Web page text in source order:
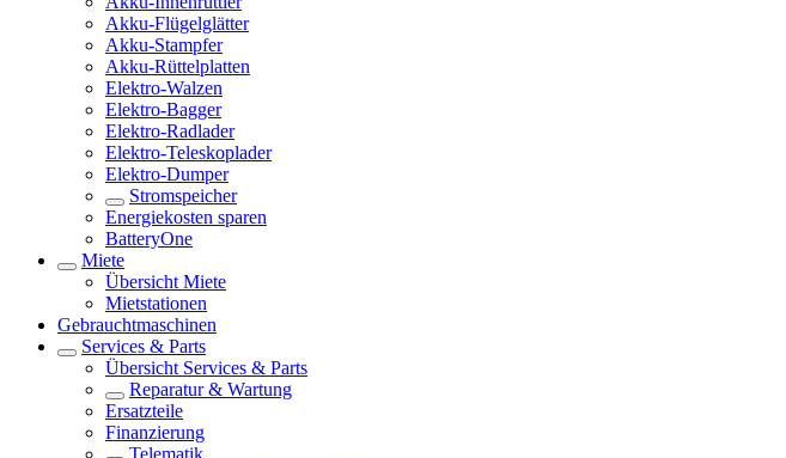
Akku-Flügelglätter
Akku-Stampfer
Akku-Rüttelplatten
Elektro-Walzen
Elektro-Bagger
Elektro-Radlader
Elektro-Teleskoplader
Elektro-Dumper
Stromspeicher
Energiekosten sparen
BatteryOne
Miete
Übersicht Miete
Mietstationen
Gebrauchtmaschinen
Services & Parts
Übersicht Services & Parts
Reparatur & Wartung
Ersatzteile
Finanzierung
Telematik